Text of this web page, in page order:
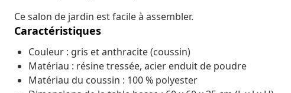
Ce salon de jardin est facile à assembler.
Caractéristiques
Couleur : gris et anthracite (coussin)
Matériau : résine tressée, acier enduit de poudre
Matériau du coussin : 100 % polyester